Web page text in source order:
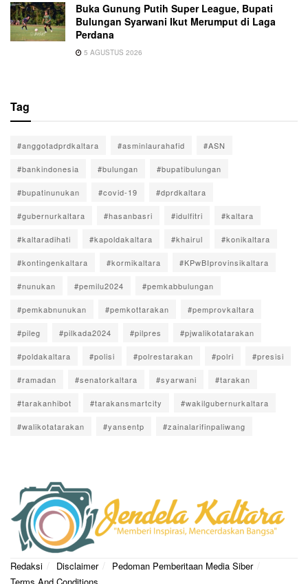
Buka Gunung Putih Super League, Bupati
Bulungan Syarwani Ikut Merumput di Laga
Perdana
5 AGUSTUS 2026
Tag
#anggotadprdkaltara #asminlaurahafid #ASN
#bankindonesia #bulungan #bupatibulungan
#bupatinunukan #covid-19 #dprdkaltara
#gubernurkaltara #hasanbasri #idulfitri #kaltara
#kaltaradihati #kapoldakaltara #khairul #konikaltara
#kontingenkaltara #kormikaltara #KPwBIprovinsikaltara
#nunukan #pemilu2024 #pemkabbulungan
#pemkabnunukan #pemkottarakan #pemprovkaltara
#pileg #pilkada2024 #pilpres #pjwalikotatarakan
#poldakaltara #polisi #polrestarakan #polri #presisi
#ramadan #senatorkaltara #syarwani #tarakan
#tarakanhibot #tarakansmartcity #wakilgubernurkaltara
#walikotatarakan #yansentp #zainalarifinpaliwang
Redaksi Disclaimer
Pedoman Pemberitaan Media Siber